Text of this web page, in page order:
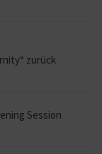
zurück
Session